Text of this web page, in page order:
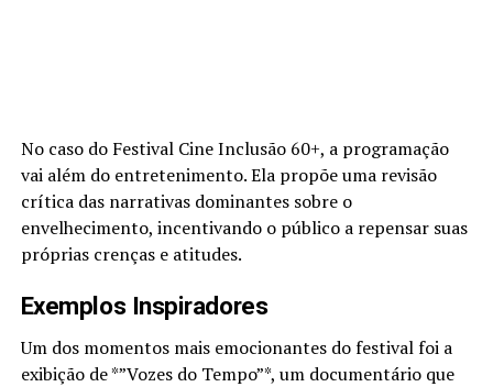
No caso do Festival Cine Inclusão 60+, a programação
vai além do entretenimento. Ela propõe uma revisão
crítica das narrativas dominantes sobre o
envelhecimento, incentivando o público a repensar suas
próprias crenças e atitudes.
Exemplos Inspiradores
Um dos momentos mais emocionantes do festival foi a
exibição de *”Vozes do Tempo”*, um documentário que